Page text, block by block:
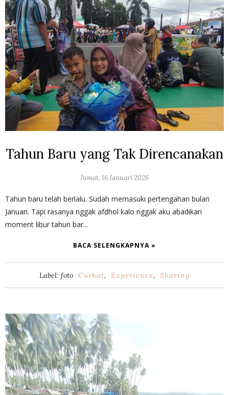
Tahun Baru yang Tak Direncanakan
Jumat, 16 Januari 2026
Tahun baru telah berlalu. Sudah memasuki pertengahan bulan
Januari. Tapi rasanya nggak afdhol kalo nggak aku abadikan
moment libur tahun bar...
BACA SELENGKAPNYA »
Label: foto Curhat, Experience, Sharing